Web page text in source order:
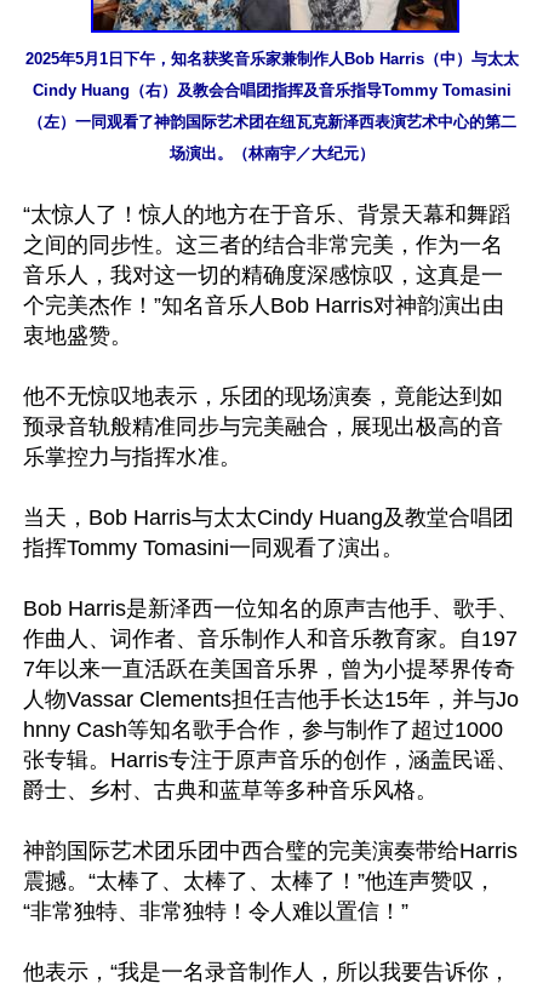
2025年5月1日下午，知名获奖音乐家兼制作人Bob Harris（中）与太太
Cindy Huang（右）及教会合唱团指挥及音乐指导Tommy Tomasini
（左）一同观看了神韵国际艺术团在纽瓦克新泽西表演艺术中心的第二
场演出。（林南宇／大纪元）
“太惊人了！惊人的地方在于音乐、背景天幕和舞蹈
之间的同步性。这三者的结合非常完美，作为一名
音乐人，我对这一切的精确度深感惊叹，这真是一
个完美杰作！”知名音乐人Bob Harris对神韵演出由
衷地盛赞。
他不无惊叹地表示，乐团的现场演奏，竟能达到如
预录音轨般精准同步与完美融合，展现出极高的音
乐掌控力与指挥水准。
当天，Bob Harris与太太Cindy Huang及教堂合唱团
指挥Tommy Tomasini一同观看了演出。
Bob Harris是新泽西一位知名的原声吉他手、歌手、
作曲人、词作者、音乐制作人和音乐教育家。自197
7年以来一直活跃在美国音乐界，曾为小提琴界传奇
人物Vassar Clements担任吉他手长达15年，并与Jo
hnny Cash等知名歌手合作，参与制作了超过1000
张专辑。Harris专注于原声音乐的创作，涵盖民谣、
爵士、乡村、古典和蓝草等多种音乐风格。
神韵国际艺术团乐团中西合璧的完美演奏带给Harris
震撼。“太棒了、太棒了、太棒了！”他连声赞叹，
“非常独特、非常独特！令人难以置信！”
他表示，“我是一名录音制作人，所以我要告诉你，